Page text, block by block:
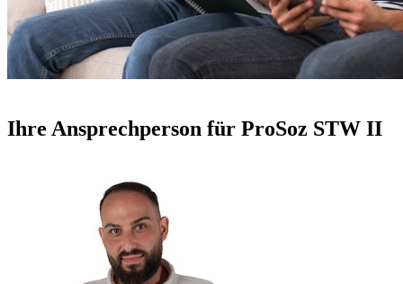
Ihre Ansprechperson für ProSoz STW II